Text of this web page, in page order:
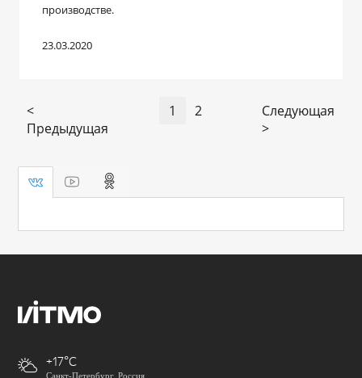
производстве.
23.03.2020
<
Предыдущая
1 2
Следующая
>
+17
Санкт-Петербург, Россия